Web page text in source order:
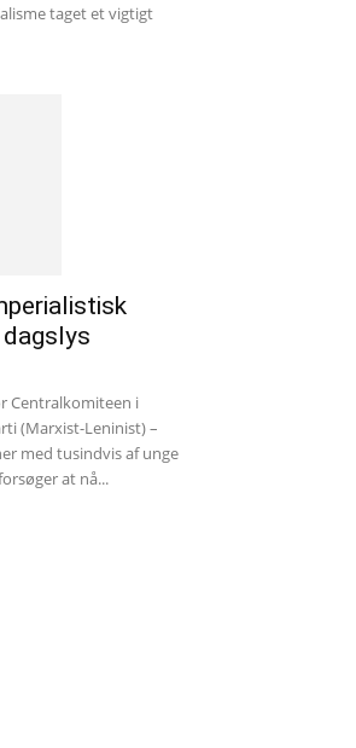
taget et vigtigt
Centralkomiteen i
(Marxist-Leninist) –
med tusindvis af unge
at nå...